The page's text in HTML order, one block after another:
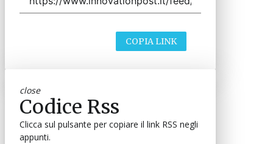
COPIA LINK
close
Codice Rss
Clicca sul pulsante per copiare il link RSS negli
appunti.